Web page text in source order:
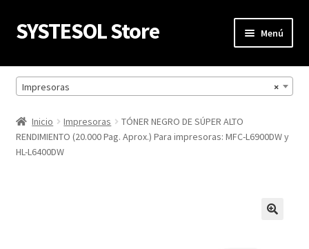
Ir
a
navegación
Ir
al
SYSTESOL Store Menú
Inicio
Carrito
×
Impresoras
Inicio Impresoras
TÓNER NEGRO DE SÚPER ALTO
RENDIMIENTO (20.000 Pag. Aprox.) Para impresoras: MFC-L6900DW y
HL-L6400DW